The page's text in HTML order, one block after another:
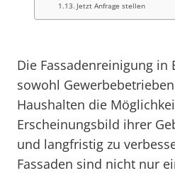
Jetzt Anfrage stellen
Die Fassadenreinigung in
sowohl
Haushalten die
Erscheinungsbild ihrer
und langfristig zu
Fassaden sind nicht nur